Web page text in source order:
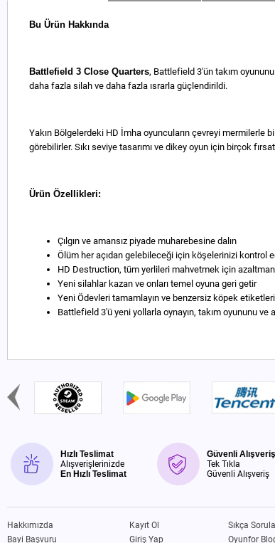
Bu Ürün Hakkında
Battlefield 3 Close Quarters, Battlefield 3'ün takım
daha fazla silah ve daha fazla ısrarla güçlendirildi.
Yakın Bölgelerdeki HD İmha oyuncuların çevreyi mermilerle
görebilirler. Sıkı seviye tasarımı ve dikey oyun için birçok
Ürün Özellikleri:
Çılgın ve amansız piyade muharebesine dalın
Ölüm her açıdan gelebileceği için köşelerinizi kontrol
HD Destruction, tüm yerlileri mahvetmek için
Yeni silahlar kazan ve onları temel oyuna geri getir
Yeni Ödevleri tamamlayın ve benzersiz köpek
Battlefield 3'ü yeni yollarla oynayın, takım oyununu ve
Hızlı Teslimat
Alışverişlerinizde
En Hızlı Teslimat
Güvenli Alışveriş
Tek Tıkla
Güvenli Alışveriş
Hakkımızda
Bayi Başvuru
Kayıt Ol
Giriş Yap
Sıkça
Oyunfor